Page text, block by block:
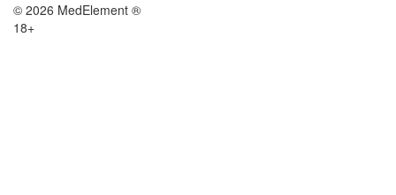
© 2026 MedElement ®
18+